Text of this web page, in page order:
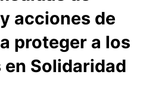
acciones de
proteger a los
Solidaridad